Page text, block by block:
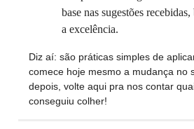
base nas sugestões
a excelência.
Diz aí: são práticas simples de
comece hoje mesmo a mudança no
depois, volte aqui pra nos contar
conseguiu colher!